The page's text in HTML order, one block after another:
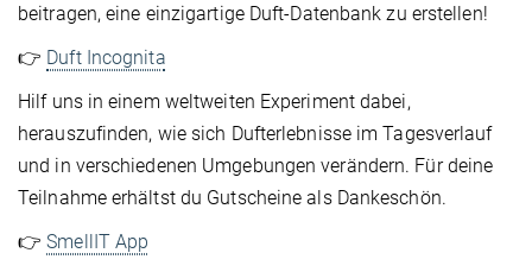
beitragen, eine einzigartige Duft-Datenbank zu erstellen!
👉 Duft Incognita
Hilf uns in einem weltweiten Experiment dabei,
herauszufinden, wie sich Dufterlebnisse im Tagesverlauf
und in verschiedenen Umgebungen verändern. Für deine
Teilnahme erhältst du Gutscheine als Dankeschön.
👉SmellIT App